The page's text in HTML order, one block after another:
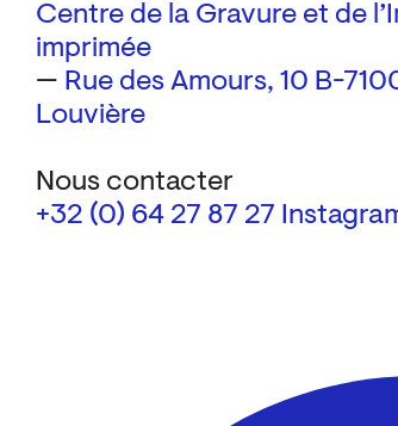
Centre de la Gravure et de
imprimée
— Rue des Amours, 10 B-
Louvière
Nous contacter
+32 (0) 64 27 87 27